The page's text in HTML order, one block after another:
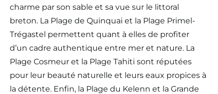
charme par son sable et sa vue sur le littoral
breton. La Plage de Quinquai et la Plage Primel-
Trégastel permettent quant à elles de profiter
d’un cadre authentique entre mer et nature. La
Plage Cosmeur et la Plage Tahiti sont réputées
pour leur beauté naturelle et leurs eaux propices à
la détente. Enfin, la Plage du Kelenn et la Grande